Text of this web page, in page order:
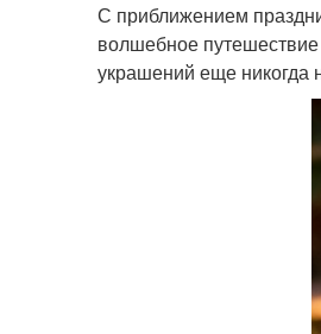
С приближением
волшебное путешествие
украшений еще никогда